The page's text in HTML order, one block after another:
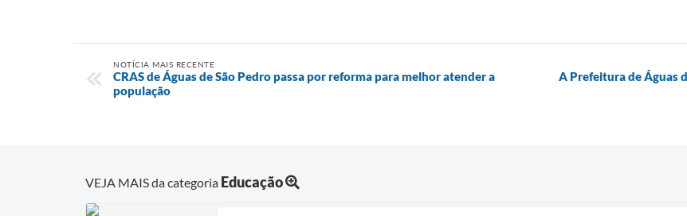
NOTÍCIA MAIS RECENTE
CRAS de Águas de São Pedro passa por reforma para melhor atender a
população
A Prefeitura de Águas
VEJA MAIS da categoria Educação